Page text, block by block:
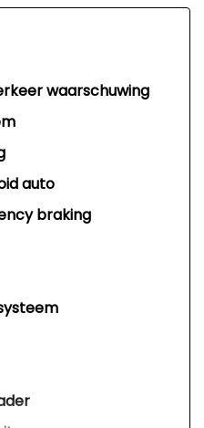
waarschuwing
auto
braking